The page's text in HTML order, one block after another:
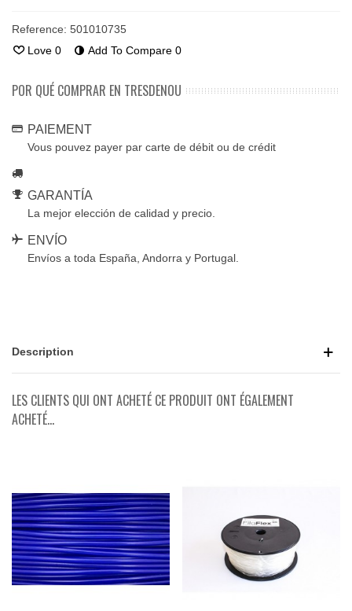
Reference: 501010735
Love 0 Add To Compare 0
POR QUÉ COMPRAR EN TRESDENOU
PAIEMENT
Vous pouvez payer par carte de débit ou de crédit
GARANTÍA
La mejor elección de calidad y precio.
ENVÍO
Envíos a toda España, Andorra y Portugal.
Description
LES CLIENTS QUI ONT ACHETÉ CE PRODUIT ONT ÉGALEMENT
ACHETÉ...